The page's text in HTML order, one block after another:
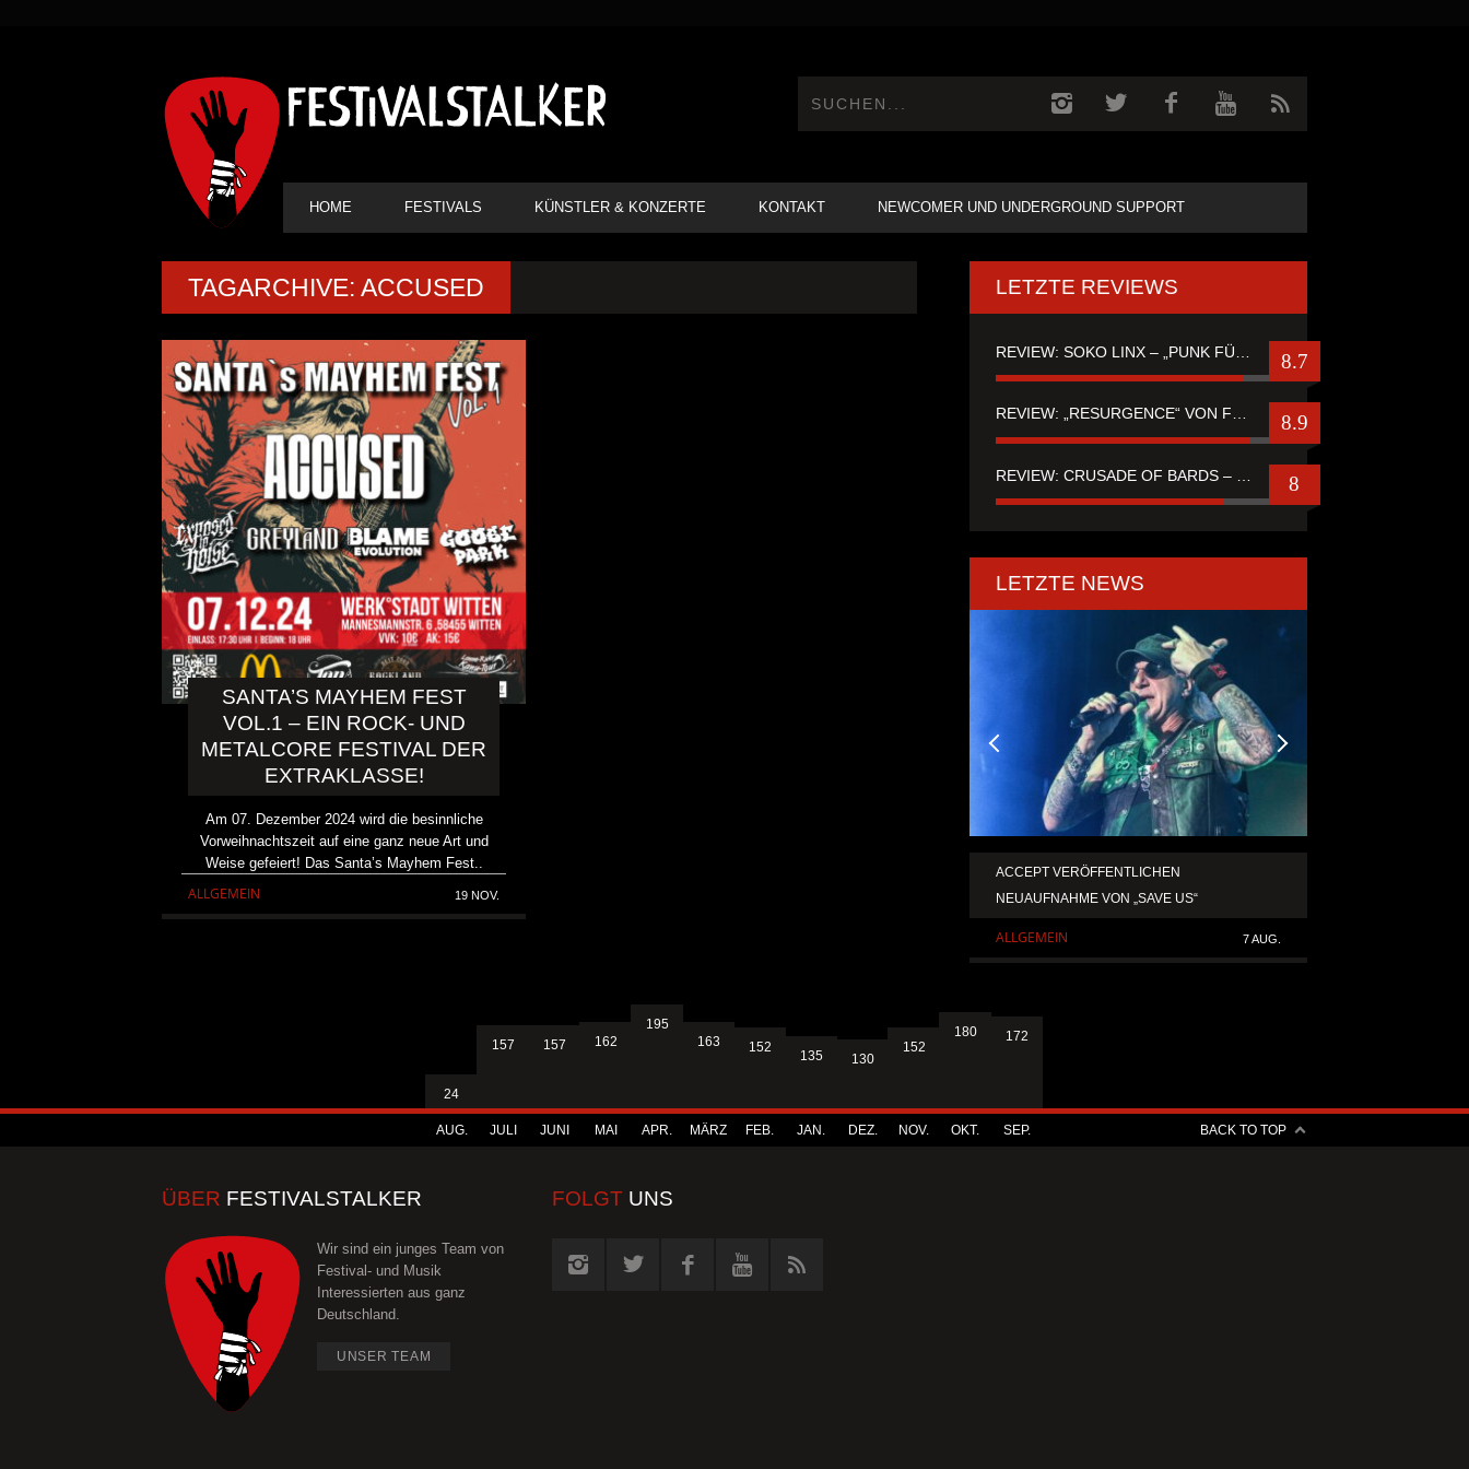
HAUPT-
NAVIGATION
HOME FESTIVALS KÜNSTLER & KONZERTE KONTAKT NEWCOMER UND UNDERGROUND SUPPORT
TAGARCHIVE: ACCUSED
SANTA’S MAYHEM FEST
VOL.1 – EIN ROCK- UND
METALCORE FESTIVAL DER
EXTRAKLASSE!
Am 07. Dezember 2024 wird die besinnliche
Vorweihnachtszeit auf eine ganz neue Art und
Weise gefeiert! Das Santa’s Mayhem Fest..
ALLGEMEIN 19 NOV.
LETZTE REVIEWS
8.7
REVIEW: „RESURGENCE“ VON FUTURE PALACE 8.9
8
LETZTE NEWS
ACCEPT VERÖFFENTLICHEN
NEUAUFNAHME VON „SAVE US“
ALLGEMEIN 7 AUG.
KAI HANSEN DIE ZWEITE SINGLE „WELCOME
TO LIFE“ AUS SEINEM KOMMENDEN
24
AUG.
157
JULI
157
JUNI
162
MAI
195
APR.
163
MÄRZ
152
FEB.
135
JAN.
130
DEZ.
152
NOV.
180
OKT.
172
SEP. BACK TO TOP
ÜBER FESTIVALSTALKER
Wir sind ein junges Team von
Festival- und Musik
Interessierten aus ganz
Deutschland.
UNSER TEAM
FOLGT UNS